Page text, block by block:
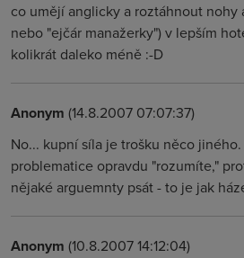
co umějí anglicky a roztáhnout nohy
nebo "ejčár manažerky") v lepším
kolikrát daleko méně :-D
Anonym (14.8.2007 07:07:37)
No... kupní síla je trošku něco
problematice opravdu "rozumíte,"
nějaké arguemnty psát - to je jak
Anonym (10.8.2007 14:12:04)